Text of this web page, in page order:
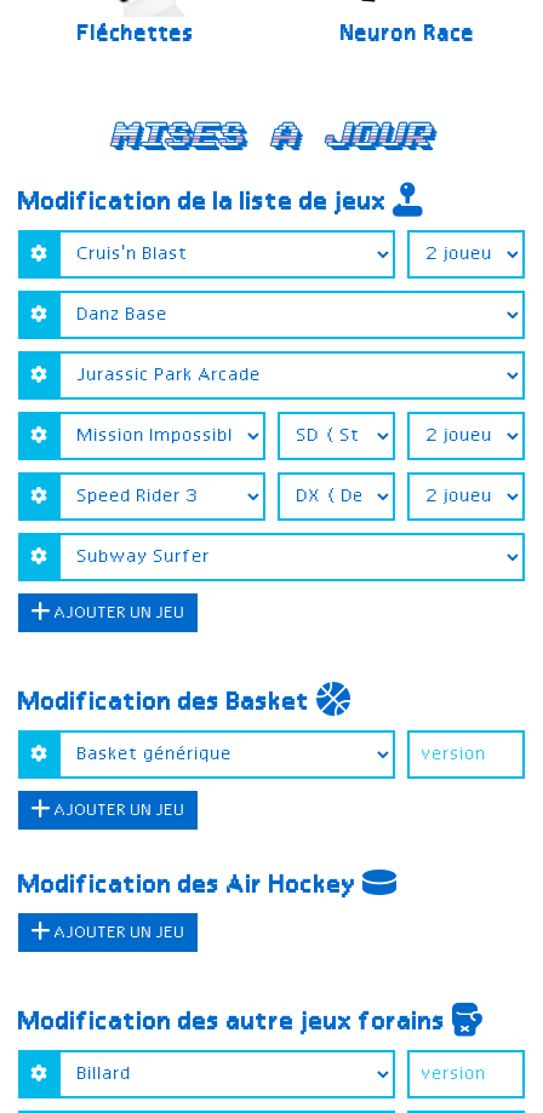
Fléchettes Neuron Race
Mises a jour
Modification de la liste de jeux
AJOUTER UN JEU
Modification des Basket
AJOUTER UN JEU
Modification des Air Hockey
AJOUTER UN JEU
Modification des autre jeux forains